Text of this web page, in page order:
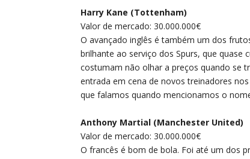
Harry Kane (Tottenham)
Valor de mercado: 30.000.000€
O avançado inglês é também um dos
brilhante ao serviço dos Spurs, que quase
costumam não olhar a preços quando se
entrada em cena de novos treinadores
que falamos quando mencionamos o
Anthony Martial (Manchester United)
Valor de mercado: 30.000.000€
O francês é bom de bola. Foi até um dos